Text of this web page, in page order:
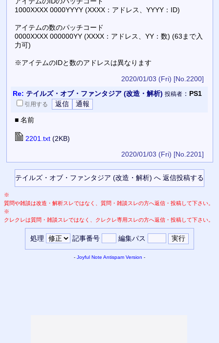
1000XXXX 0000YYYY (XXXX：アドレス、YYYY：ID)
アイテムの数のパッチコード
0000XXXX 000000YY (XXXX：アドレス、YY：数) (63まで入
力可)
※アイテムのIDと数のアドレスは異なります
2020/01/03 (Fri) [No.2200]
Re: テイルズ・オブ・ファンタジア (改造・解析) 投稿者： PS1
引用する
■ 名前
2201.txt(2KB)
2020/01/03 (Fri) [No.2201]
※
質問や雑談は改造・解析スレではなく、質問・雑談スレの方へ返信・投稿して下さい。
※
クレクレは質問・雑談スレではなく、クレクレ専用スレの方へ返信・投稿して下さい。
処理 記事番号 編集パス
- Joyful Note Antispam Version -